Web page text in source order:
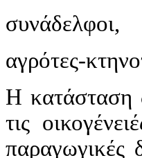
συνάδελφοι,
αγρότες-
Η κατάσταση
τις
παραγωγικές